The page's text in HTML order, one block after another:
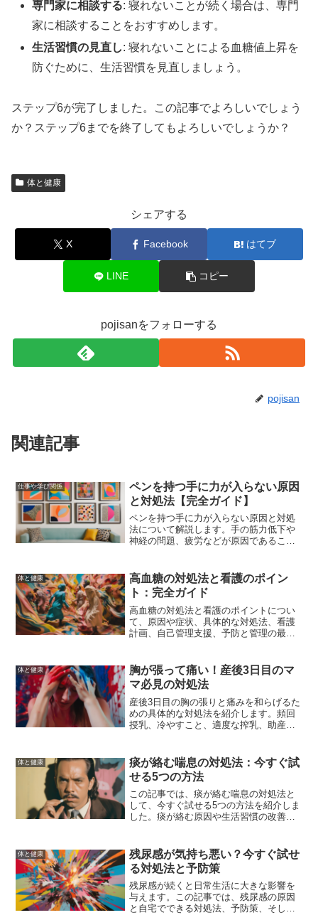
専門家に相談する: 寝れないことが続く場合は、専門
家に相談することをおすすめします。
生活習慣の見直し: 寝れないことによる血糖値上昇を
防ぐために、生活習慣を見直しましょう。
ステップ6が完了しました。この記事でよろしいでしょう
か？ステップ6までを終了してもよろしいでしょうか？
体と健康
シェアする
X Facebook はてブ
LINE コピー
pojisanをフォローする
pojisan
関連記事
仕事や学び関係
ペンを持つ手に力が入らない原因
と対処法【完全ガイド】
ペンを持つ手に力が入らない原因と対処
法について解説します。手の筋力低下や
神経の問題、疲労などが原因であること
常生活での工夫や予防策も紹介します。
体と健康
高血糖の対処法と看護のポイン
ト：完全ガイド
高血糖の対処法と看護のポイントについ
て、原因や症状、具体的な対処法、看護
計画、自己管理支援、予防と管理の最新
を提供します。
体と健康
胸が張って痛い！産後3日目のマ
マ必見の対処法
産後3日目の胸の張りと痛みを和らげるた
めの具体的な対処法を紹介します。頻回
授乳、冷やすこと、適度な搾乳、助産師
分の体と向き合いながら対処していくこ
とが大切です。
体と健康
痰が絡む喘息の対処法：今すぐ試
せる5つの方法
この記事では、痰が絡む喘息の対処法と
して、今すぐ試せる5つの方法を紹介しま
した。痰が絡む原因や生活習慣の改善、
ます。これらの対策を実践することで、
痰が絡む症状を緩和し、快適な生活を取
り戻す手助けとなるでしょう。
体と健康
残尿感が気持ち悪い？今すぐ試せ
る対処法と予防策
残尿感が続くと日常生活に大きな影響を
与えます。この記事では、残尿感の原因
と自宅でできる対処法、予防策、そして